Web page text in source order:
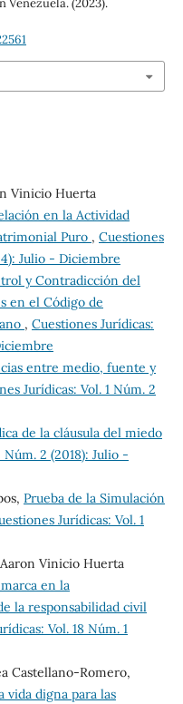
Vinicio Huerta
en la Actividad
Puro , Cuestiones
Julio - Diciembre
y Contradicción del
en el Código de
, Cuestiones Jurídicas:
entre medio, fuente y
Jurídicas: Vol. 1 Núm. 2
de la cláusula del miedo
Núm. 2 (2018): Julio -
Prueba de la Simulación
Jurídicas: Vol. 1
Vinicio Huerta
en la
la responsabilidad civil
Vol. 18 Núm. 1
Castellano-Romero,
vida digna para las